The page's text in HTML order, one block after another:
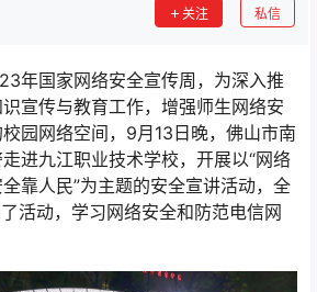
关注 私信
年国家网络安全宣传周，为深入推
宣传与教育工作，增强师生网络安
园网络空间，9月13日晚，佛山市南
进九江职业技术学校，开展以“网络
靠人民”为主题的安全宣讲活动，全
活动，学习网络安全和防范电信网